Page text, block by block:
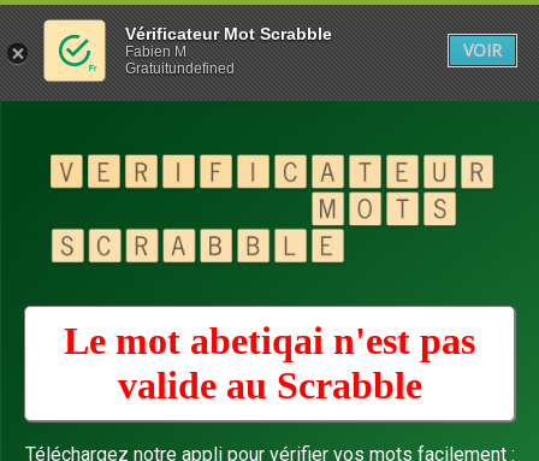
Le mot abetiqai n'est pas
valide au Scrabble
Téléchargez notre appli pour vérifier vos mots facilement :
Vérificateur Mot Scrabble
Fabien M
Gratuitundefined
VOIR